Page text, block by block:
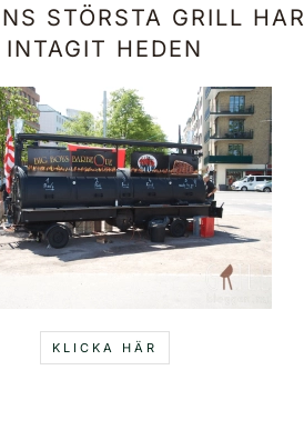
STÖRSTA GRILL HAR
INTAGIT HEDEN
KLICKA HÄR